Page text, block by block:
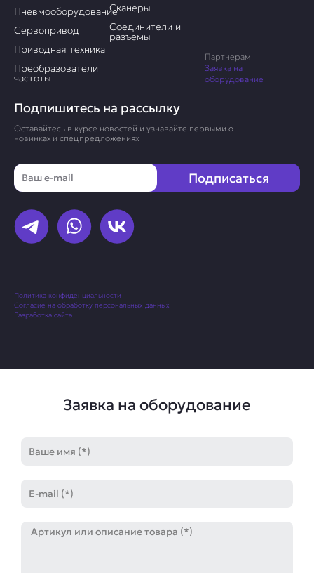
Подпишитесь на рассылку
Оставайтесь в курсе новостей и узнавайте первыми о
новинках и спецпредложениях
Email
Подписаться
Политика конфиденциальности
Согласие на обработку персональных данных
Разработка сайта
Пневмооборудование
Сервопривод
Приводная техника
Преобразователи
частоты
Сканеры
Соединители и
разъемы
Партнерам
Заявка на
оборудование
Заявка на оборудование
mail
Артикул